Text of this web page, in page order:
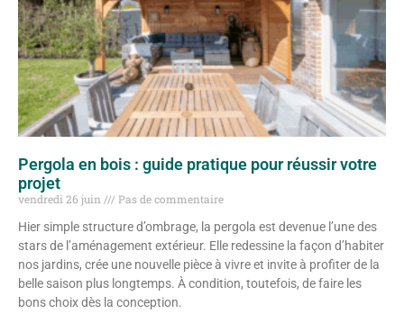
Pergola en bois : guide pratique pour réussir votre
projet
vendredi 26 juin
Pas de commentaire
Hier simple structure d’ombrage, la pergola est devenue l’une des
stars de l’aménagement extérieur. Elle redessine la façon d’habiter
nos jardins, crée une nouvelle pièce à vivre et invite à profiter de la
belle saison plus longtemps. À condition, toutefois, de faire les
bons choix dès la conception.